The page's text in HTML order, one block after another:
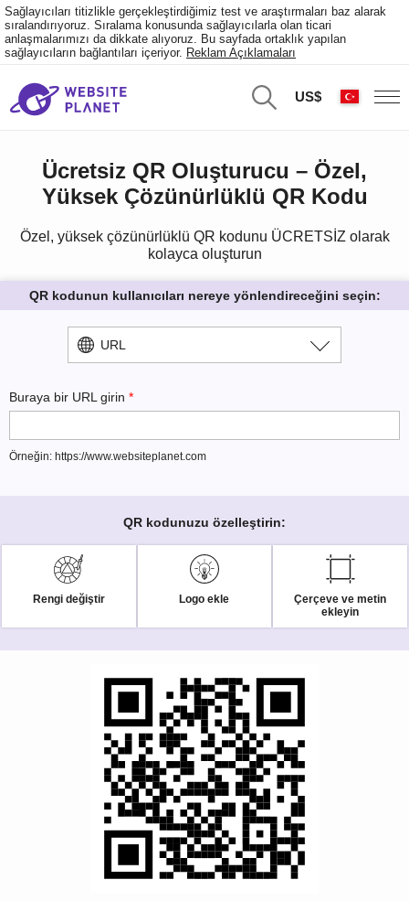
Sağlayıcıları titizlikle gerçekleştirdiğimiz test ve araştırmaları baz alarak
sıralandırıyoruz. Sıralama konusunda sağlayıcılarla olan ticari
anlaşmalarımızı da dikkate alıyoruz. Bu sayfada ortaklık yapılan
sağlayıcıların bağlantıları içeriyor. Reklam Açıklamaları
US$
Ücretsiz QR Oluşturucu – Özel,
Yüksek Çözünürlüklü QR Kodu
Özel, yüksek çözünürlüklü QR kodunu ÜCRETSİZ olarak
kolayca oluşturun
QR kodunun kullanıcıları nereye yönlendireceğini seçin:
URL
Buraya bir URL girin *
Örneğin: https://www.websiteplanet.com
QR kodunuzu özelleştirin:
Rengi değiştir Logo ekle
Çerçeve ve metin
ekleyin